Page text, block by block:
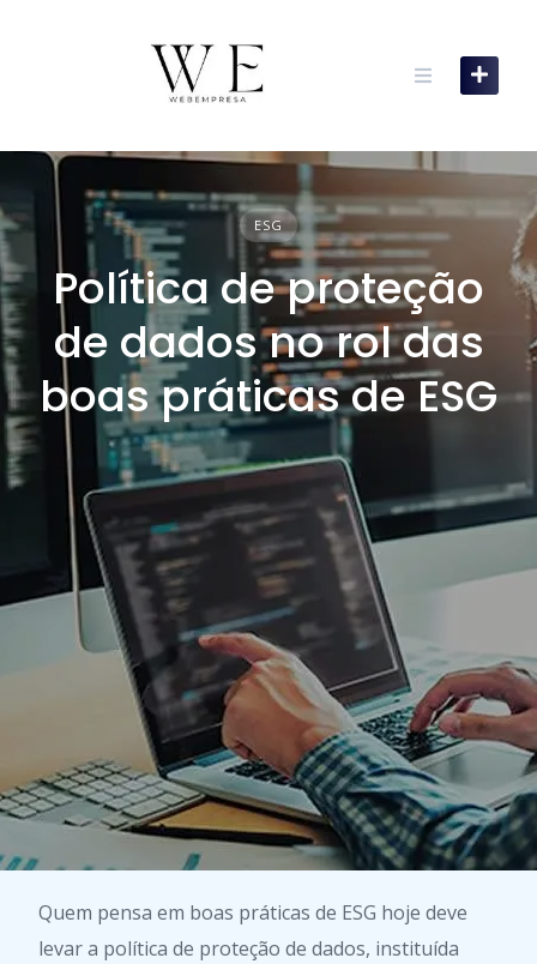
ESG
Política de proteção
de dados no rol das
boas práticas de ESG
Quem pensa em boas práticas de ESG hoje deve
levar a política de proteção de dados, instituída